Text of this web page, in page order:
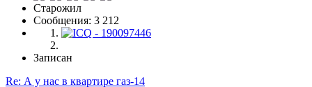
Старожил
Сообщения: 3 212
Записан
Re: А у нас в квартире газ-14